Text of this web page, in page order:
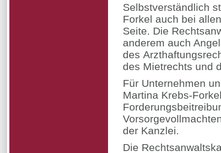
Selbstverständlich
Forkel auch bei
Seite. Die
anderem auch
des
des Mietrechts und
Für Unternehmen
Martina Krebs-
der Kanzlei.
Die